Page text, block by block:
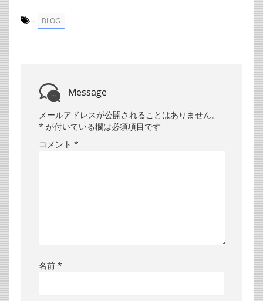
- BLOG
Message
メールアドレスが公開されることはありません。
* が付いている欄は必須項目です
コメント *
名前 *